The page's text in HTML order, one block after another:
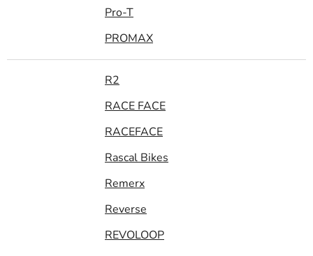
Pro-T
PROMAX
R2
RACE FACE
RACEFACE
Rascal Bikes
Remerx
Reverse
REVOLOOP